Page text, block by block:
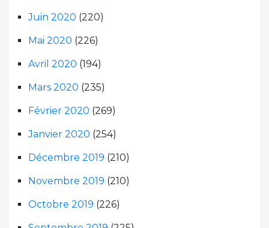
Juin 2020 (220)
Mai 2020 (226)
Avril 2020 (194)
Mars 2020 (235)
Février 2020 (269)
Janvier 2020 (254)
Décembre 2019 (210)
Novembre 2019 (210)
Octobre 2019 (226)